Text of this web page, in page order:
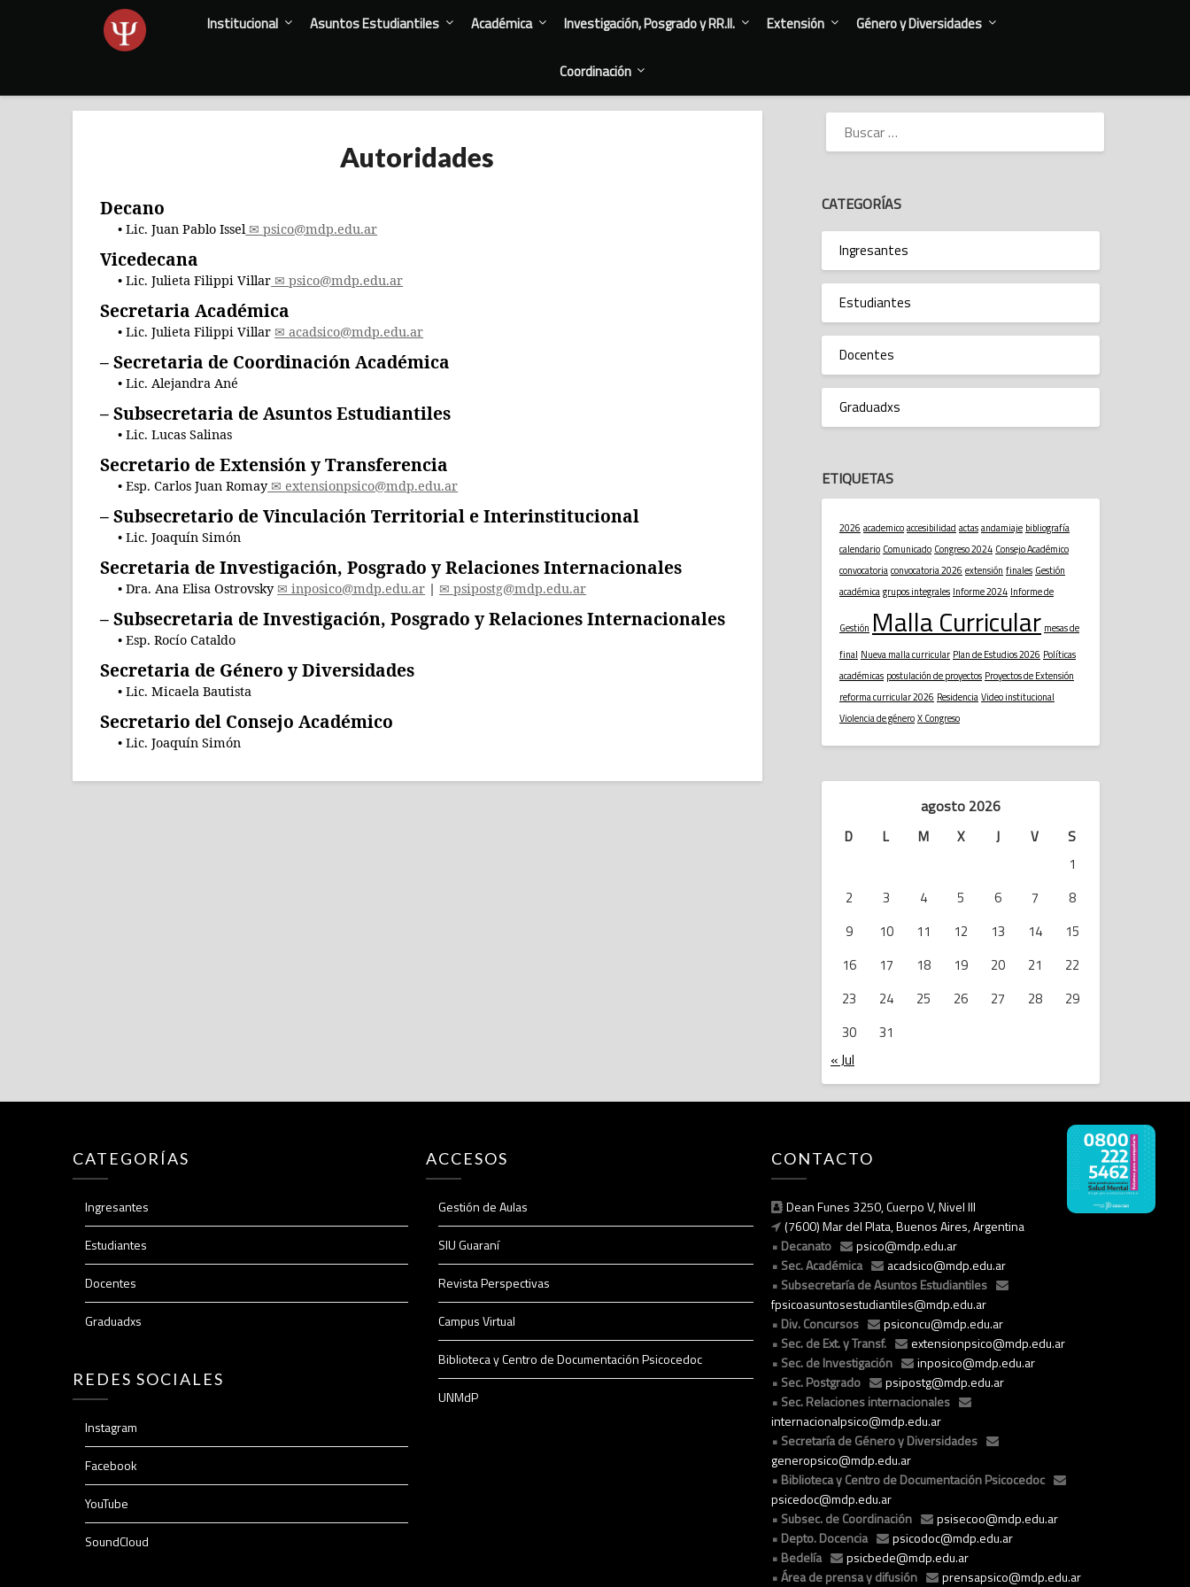
Institucional Asuntos Estudiantiles Académica Investigación, Posgrado y RR.II. Extensión Género y Diversidades
Coordinación
Autoridades
Decano
Lic. Juan Pablo Issel psico@mdp.edu.ar
Vicedecana
Lic. Julieta Filippi Villar psico@mdp.edu.ar
Secretaria Académica
Lic. Julieta Filippi Villar acadsico@mdp.edu.ar
– Secretaria de Coordinación Académica
Lic. Alejandra Ané
– Subsecretaria de Asuntos Estudiantiles
Lic. Lucas Salinas
Secretario de Extensión y Transferencia
Esp. Carlos Juan Romay extensionpsico@mdp.edu.ar
– Subsecretario de Vinculación Territorial e Interinstitucional
Lic. Joaquín Simón
Secretaria de Investigación, Posgrado y Relaciones Internacionales
Dra. Ana Elisa Ostrovsky inposico@mdp.edu.ar | psipostg@mdp.edu.ar
– Subsecretaria de Investigación, Posgrado y Relaciones Internacionales
Esp. Rocío Cataldo
Secretaria de Género y Diversidades
Lic. Micaela Bautista
Secretario del Consejo Académico
Lic. Joaquín Simón
BUSCAR:
CATEGORÍAS
Ingresantes
Estudiantes
Docentes
Graduadxs
ETIQUETAS
2026 academicoaccesibilidad actasandamiaje bibliografía
calendario Comunicado Congreso 2024 Consejo Académico
convocatoriaconvocatoria 2026 extensión finales Gestión
académicagrupos integrales Informe 2024 Informe de
Gestión Malla Curricular mesas de
final Nueva malla curricular Plan de Estudios 2026 Políticas
académicas postulación de proyectos Proyectos de Extensión
reforma curricular 2026 ResidenciaVideo institucional
Violencia de géneroX Congreso
agosto 2026
D L M X J V
S
1
2
3 4 5 6 7
8
9
10 11 12 13 14
15
16
17 18 19 20 21
22
23
24 25 26 27 28
29
30
31
« Jul
CATEGORÍAS
Ingresantes
Estudiantes
Docentes
Graduadxs
REDES SOCIALES
Instagram
Facebook
YouTube
SoundCloud
ACCESOS
Gestión de Aulas
SIU Guaraní
Revista Perspectivas
Campus Virtual
Biblioteca y Centro de Documentación Psicocedoc
UNMdP
CONTACTO
Dean Funes 3250, Cuerpo V, Nivel III
(7600) Mar del Plata, Buenos Aires, Argentina
Decanato
psico@mdp.edu.ar
Sec. Académica
acadsico@mdp.edu.ar
Subsecretaría de Asuntos Estudiantiles
fpsicoasuntosestudiantiles@mdp.edu.ar
Div. Concursos
psiconcu@mdp.edu.ar
Sec. de Ext. y Transf.
extensionpsico@mdp.edu.ar
Sec. de Investigación
inposico@mdp.edu.ar
Sec. Postgrado
psipostg@mdp.edu.ar
Sec. Relaciones internacionales
internacionalpsico@mdp.edu.ar
Secretaría de Género y Diversidades
generopsico@mdp.edu.ar
Biblioteca y Centro de Documentación Psicocedoc
psicedoc@mdp.edu.ar
Subsec. de Coordinación
psisecoo@mdp.edu.ar
Depto. Docencia
psicodoc@mdp.edu.ar
Bedelía
psicbede@mdp.edu.ar
Área de prensa y difusión
prensapsico@mdp.edu.ar